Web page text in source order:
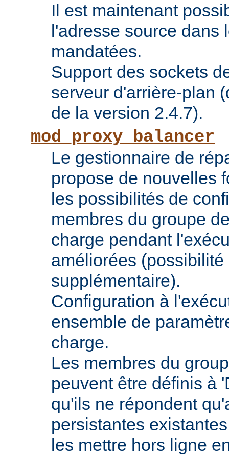
Il est maintenant
l'adresse source dans
mandatées.
Support des sockets
serveur d'arrière-plan
de la version 2.4.7).
mod_proxy_balancer
Le gestionnaire de
propose de nouvelles
les possibilités de
membres du groupe
charge pendant
améliorées
supplémentaire).
Configuration à
ensemble de
charge.
Les membres du
peuvent être définis à
qu'ils ne répondent
persistantes
les mettre hors ligne